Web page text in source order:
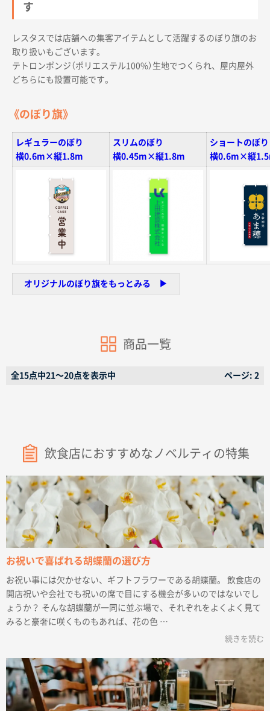
す
レスタスでは店舗への集客アイテムとして活躍するのぼり旗のお
取り扱いもございます。
テトロンポンジ（ポリエステル100%）生地でつくられ、屋内屋外
どちらにも設置可能です。
《のぼり旗》
レギュラーのぼり
横0.6m×縦1.8m
スリムのぼり
横0.45m×縦1.8m
ショートのぼり
横0.6m×縦
オリジナルのぼり旗をもっとみる ▶︎
商品一覧
全15点中21〜20点を表示中 ページ: 2
飲食店におすすめなノベルティの特集
お祝いで喜ばれる胡蝶蘭の選び方
お祝い事には欠かせない、ギフトフラワーである胡蝶蘭。 飲食店の
開店祝いや会社でも祝いの席で目にする機会が多いのではないでし
ょうか？ そんな胡蝶蘭が一同に並ぶ場で、それぞれをよくよく見て
みると豪奢に咲くものもあれば、花の色 …
続きを読む